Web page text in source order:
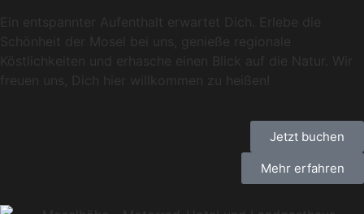
Ein entspannter Aufenthalt erwartet Dich. Erlebe die
Schönheit der Mosel bei uns, genieße regionale
Köstlichkeiten und erhasche einen Blick auf die Natur. Wir
freuen uns, Dich hier willkommen zu heißen!
Jetzt buchen
Mehr erfahren